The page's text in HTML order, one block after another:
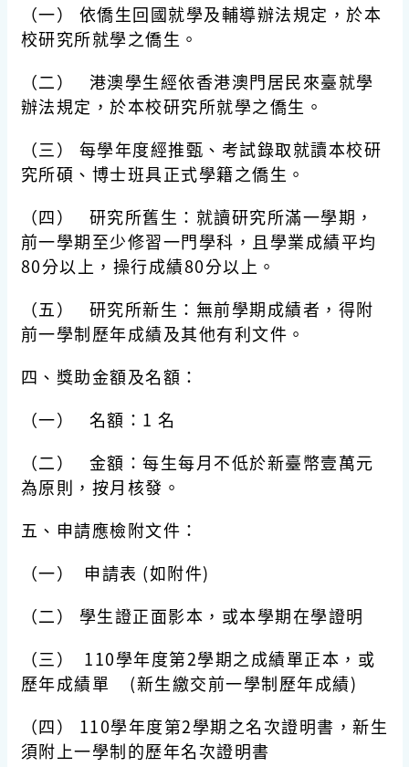
（一） 依僑生回國就學及輔導辦法規定，於本
校研究所就學之僑生。
（二） 港澳學生經依香港澳門居民來臺就學
辦法規定，於本校研究所就學之僑生。
（三） 每學年度經推甄、考試錄取就讀本校研
究所碩、博士班具正式學籍之僑生。
（四） 研究所舊生：就讀研究所滿一學期，
前一學期至少修習一門學科，且學業成績平均
80分以上，操行成績80分以上 。
（五） 研究所新生：無前學期成績者，得附
前一學制歷年成績及其他有利文件。
四、獎助金額及名額：
（一） 名額：1 名
（二） 金額：每生每月不低於新臺幣壹萬元
為原則，按月核發。
五、申請應檢附文件：
（一）
申請表 (如附件)
（二）
學生證正面影本，或本學期在學證明
（三）
110學年度第2學期之成績單正本，或
歷年成績單 (新生繳交前一學制歷年成績)
（四）
110學年度第2學期之名次證明書，新生
須附上一學制的歷年名次證明書